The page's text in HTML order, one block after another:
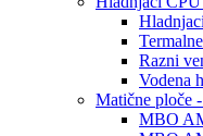
Razni
Vodena
Matične ploče
MBO